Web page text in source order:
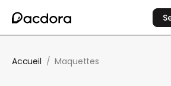
Accueil / Maquettes